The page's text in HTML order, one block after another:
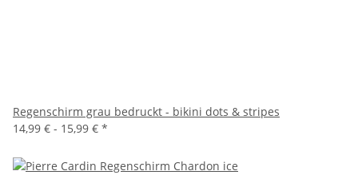
Regenschirm grau bedruckt - bikini dots & stripes
14,99 € - 15,99 € *